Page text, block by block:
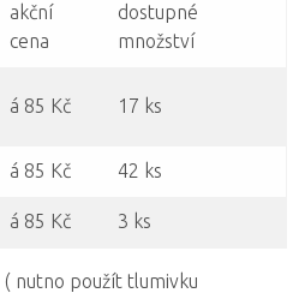
akční
cena
dostupné
množství
á 85 Kč 17 ks
á 85 Kč 42 ks
á 85 Kč 3 ks
( nutno použít tlumivku